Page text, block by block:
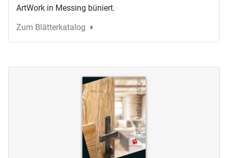
ArtWork in Messing büniert.
Zum Blätterkatalog